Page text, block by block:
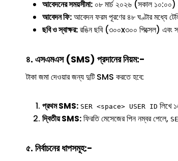
আবেদনের সময়সীমা: ০৮ মার্চ ২০২৬ (সকাল ১০:০০)
আবেদন ফি:আবেদন ফরম পূরণের ৪৮ ঘণ্টার মধ্যে
ছবি ও স্বাক্ষর:রঙিন ছবি (৩০০x৩০০ পিক্সেল)
৪. এসএমএস (SMS) প্রদানের নিয়ম:-
টাকা জমা দেওয়ার জন্য দুটি SMS করতে হবে:
প্রথম SMS: SER <space> USER ID লিখে
দ্বিতীয় SMS:ফিরতি মেসেজের পিন নম্বর পেলে,
৫. নির্বাচনের ধাপসমূহ:-